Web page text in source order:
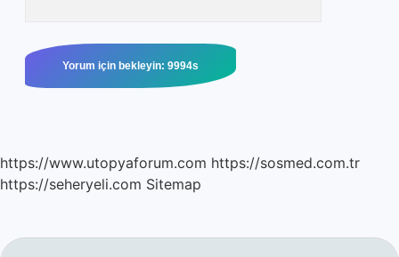
https://www.utopyaforum.com https://sosmed.com.tr
https://seheryeli.com Sitemap